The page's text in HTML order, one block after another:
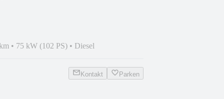
• 75 kW (102 PS) • Diesel
Kontakt Parken